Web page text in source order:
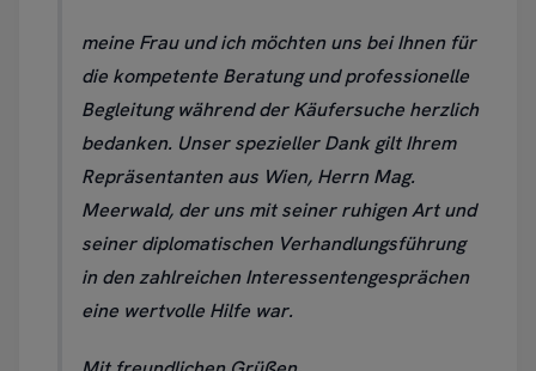
meine Frau und ich möchten uns bei Ihnen für
die kompetente Beratung und professionelle
Begleitung während der Käufersuche herzlich
bedanken. Unser spezieller Dank gilt Ihrem
Repräsentanten aus Wien, Herrn Mag.
Meerwald, der uns mit seiner ruhigen Art und
seiner diplomatischen Verhandlungsführung
in den zahlreichen Interessentengesprächen
eine wertvolle Hilfe war.